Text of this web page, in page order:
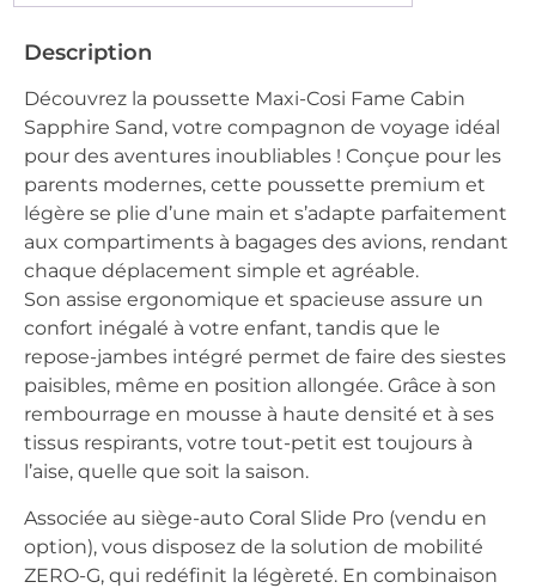
Description
Découvrez la poussette Maxi-Cosi Fame Cabin
Sapphire Sand, votre compagnon de voyage idéal
pour des aventures inoubliables ! Conçue pour les
parents modernes, cette poussette premium et
légère se plie d’une main et s’adapte parfaitement
aux compartiments à bagages des avions, rendant
chaque déplacement simple et agréable.
Son assise ergonomique et spacieuse assure un
confort inégalé à votre enfant, tandis que le
repose-jambes intégré permet de faire des siestes
paisibles, même en position allongée. Grâce à son
rembourrage en mousse à haute densité et à ses
tissus respirants, votre tout-petit est toujours à
l’aise, quelle que soit la saison.
Associée au siège-auto Coral Slide Pro (vendu en
option), vous disposez de la solution de mobilité
ZERO-G, qui redéfinit la légèreté. En combinaison